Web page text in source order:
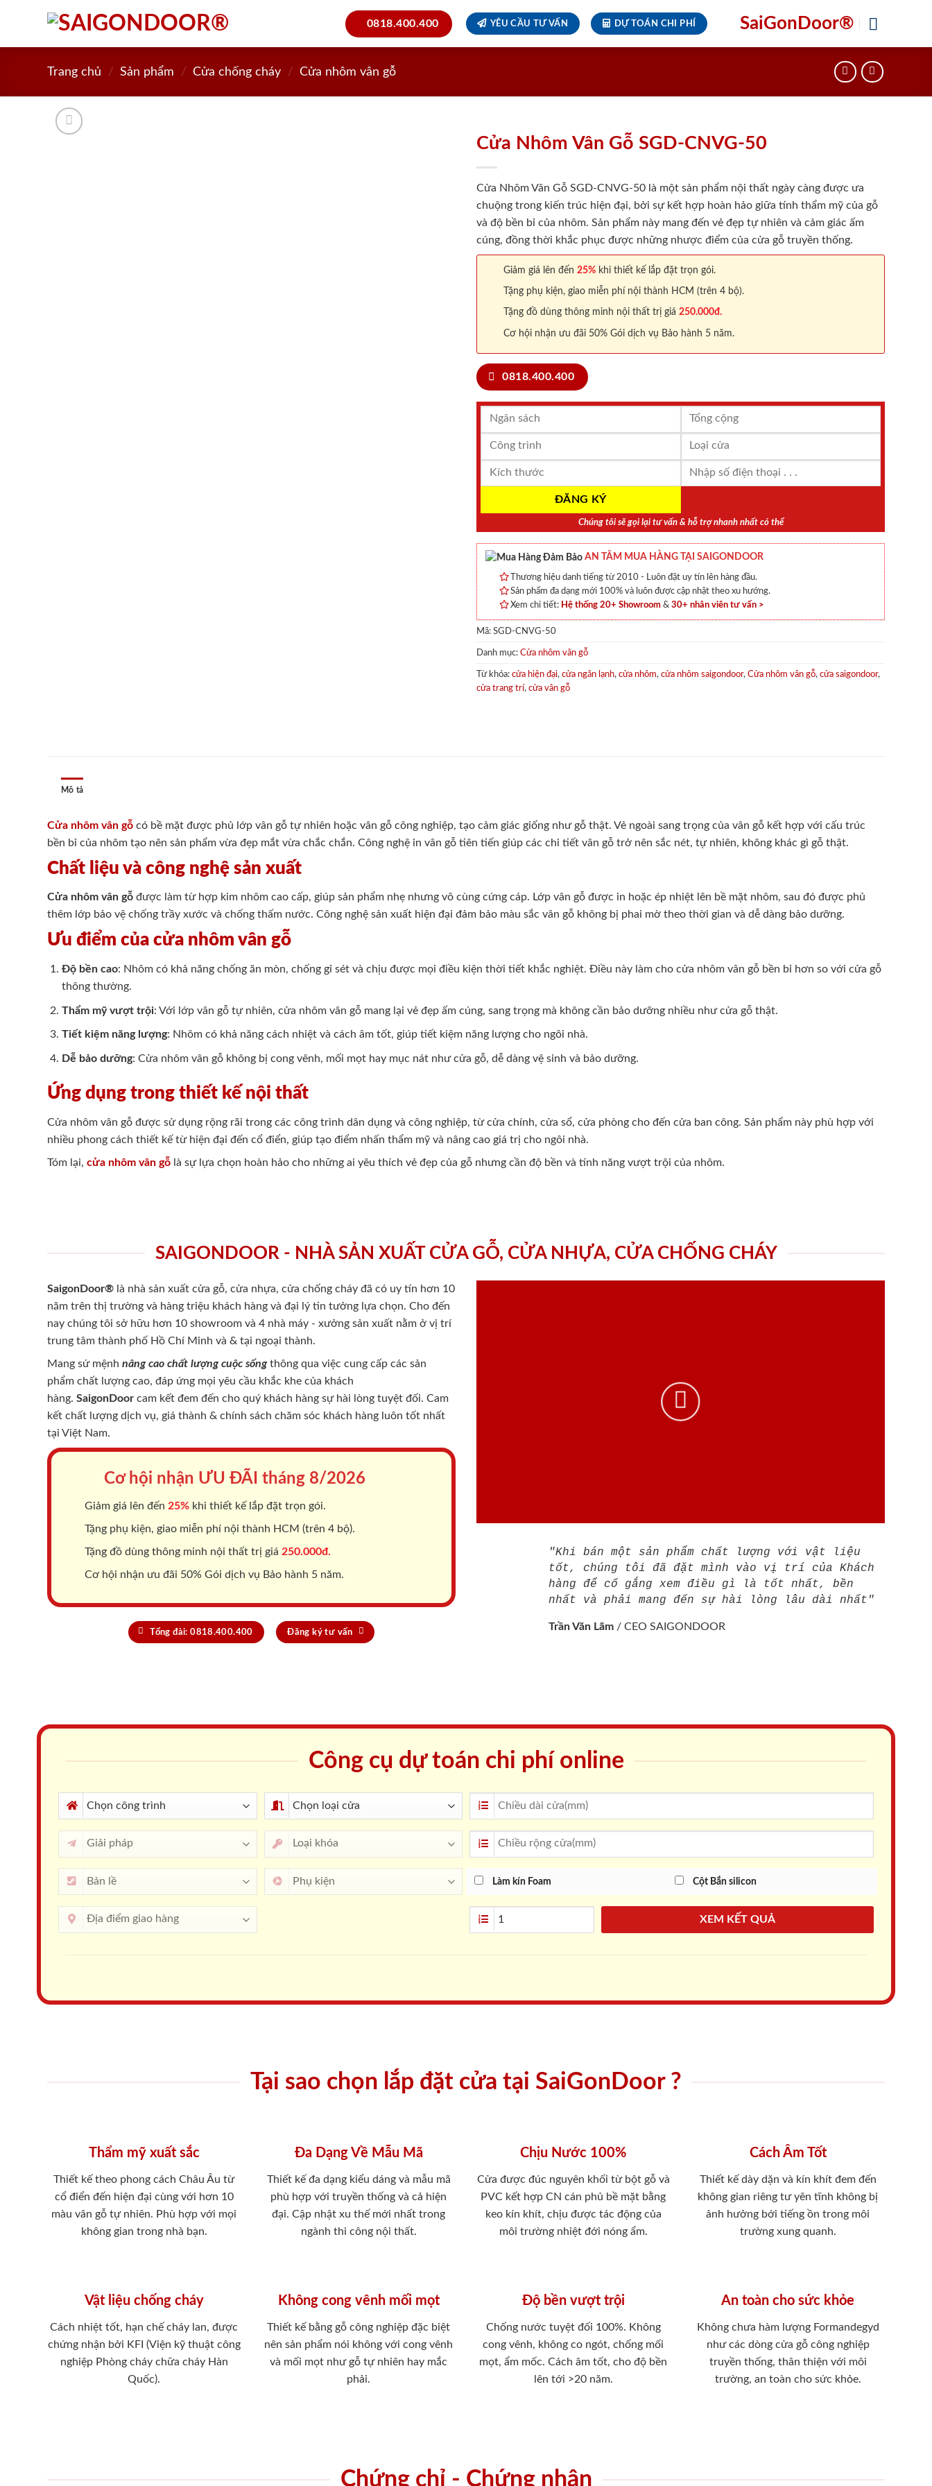
0818.400.400 YÊU CẦU TƯ VẤN DỰ TOÁN CHI PHÍ SaiGonDoor®
Trang chủ / Sản phẩm / Cửa chống cháy / Cửa nhôm vân gỗ
Cửa Nhôm Vân Gỗ SGD-CNVG-50
Cửa Nhôm Vân Gỗ SGD-CNVG-50 là một sản phẩm nội thất ngày càng được ưa
chuộng trong kiến trúc hiện đại, bởi sự kết hợp hoàn hảo giữa tính thẩm mỹ của gỗ
và độ bền bỉ của nhôm. Sản phẩm này mang đến vẻ đẹp tự nhiên và cảm giác ấm
cúng, đồng thời khắc phục được những nhược điểm của cửa gỗ truyền thống.
Giảm giá lên đến 25% khi thiết kế lắp đặt trọn gói.
Tặng phụ kiện, giao miễn phí nội thành HCM (trên 4 bộ).
Tặng đồ dùng thông minh nội thất trị giá 250.000đ.
Cơ hội nhận ưu đãi 50% Gói dịch vụ Bảo hành 5 năm.
0818.400.400
Chúng tôi sẽ gọi lại tư vấn & hỗ trợ nhanh nhất có thể
AN TÂM MUA HÀNG TẠI SAIGONDOOR
Thương hiệu danh tiếng từ 2010 - Luôn đặt uy tín lên hàng đầu.
Sản phẩm đa dạng mới 100% và luôn được cập nhật theo xu hướng.
Xem chi tiết: Hệ thống 20+ Showroom & 30+ nhân viên tư vấn >
Mã: SGD-CNVG-50
Danh mục: Cửa nhôm vân gỗ
Từ khóa: cửa hiện đại, cửa ngăn lạnh, cửa nhôm, cửa nhôm saigondoor, Cửa nhôm vân gỗ, cửa saigondoor,
cửa trang trí, cửa vân gỗ
Mô tả
Cửa nhôm vân gỗ có bề mặt được phủ lớp vân gỗ tự nhiên hoặc vân gỗ công nghiệp, tạo cảm giác giống như gỗ thật. Vẻ ngoài sang trọng của vân gỗ kết hợp với cấu trúc
bền bỉ của nhôm tạo nên sản phẩm vừa đẹp mắt vừa chắc chắn. Công nghệ in vân gỗ tiên tiến giúp các chi tiết vân gỗ trở nên sắc nét, tự nhiên, không khác gì gỗ thật.
Chất liệu và công nghệ sản xuất
Cửa nhôm vân gỗ được làm từ hợp kim nhôm cao cấp, giúp sản phẩm nhẹ nhưng vô cùng cứng cáp. Lớp vân gỗ được in hoặc ép nhiệt lên bề mặt nhôm, sau đó được phủ
thêm lớp bảo vệ chống trầy xước và chống thấm nước. Công nghệ sản xuất hiện đại đảm bảo màu sắc vân gỗ không bị phai mờ theo thời gian và dễ dàng bảo dưỡng.
Ưu điểm của cửa nhôm vân gỗ
Độ bền cao: Nhôm có khả năng chống ăn mòn, chống gỉ sét và chịu được mọi điều kiện thời tiết khắc nghiệt. Điều này làm cho cửa nhôm vân gỗ bền bỉ hơn so với cửa gỗ
thông thường.
Thẩm mỹ vượt trội: Với lớp vân gỗ tự nhiên, cửa nhôm vân gỗ mang lại vẻ đẹp ấm cúng, sang trọng mà không cần bảo dưỡng nhiều như cửa gỗ thật.
Tiết kiệm năng lượng: Nhôm có khả năng cách nhiệt và cách âm tốt, giúp tiết kiệm năng lượng cho ngôi nhà.
Dễ bảo dưỡng: Cửa nhôm vân gỗ không bị cong vênh, mối mọt hay mục nát như cửa gỗ, dễ dàng vệ sinh và bảo dưỡng.
Ứng dụng trong thiết kế nội thất
Cửa nhôm vân gỗ được sử dụng rộng rãi trong các công trình dân dụng và công nghiệp, từ cửa chính, cửa sổ, cửa phòng cho đến cửa ban công. Sản phẩm này phù hợp với
nhiều phong cách thiết kế từ hiện đại đến cổ điển, giúp tạo điểm nhấn thẩm mỹ và nâng cao giá trị cho ngôi nhà.
Tóm lại, cửa nhôm vân gỗ là sự lựa chọn hoàn hảo cho những ai yêu thích vẻ đẹp của gỗ nhưng cần độ bền và tính năng vượt trội của nhôm.
SAIGONDOOR - NHÀ SẢN XUẤT CỬA GỖ, CỬA NHỰA, CỬA CHỐNG CHÁY
SaigonDoor® là nhà sản xuất cửa gỗ, cửa nhựa, cửa chống cháy đã có uy tín hơn 10
năm trên thị trường và hàng triệu khách hàng và đại lý tin tưởng lựa chọn. Cho đến
nay chúng tôi sở hữu hơn 10 showroom và 4 nhà máy - xưởng sản xuất nằm ở vị trí
trung tâm thành phố Hồ Chí Minh và & tại ngoại thành.
Mang sứ mệnh nâng cao chất lượng cuộc sốngthông qua việc cung cấp các sản
phẩm chất lượng cao, đáp ứng mọi yêu cầu khắc khe của khách
hàng. SaigonDoor cam kết đem đến cho quý khách hàng sự hài lòng tuyệt đối. Cam
kết chất lượng dịch vụ, giá thành & chính sách chăm sóc khách hàng luôn tốt nhất
tại Việt Nam.
Cơ hội nhận ƯU ĐÃI tháng 8/2026
Giảm giá lên đến 25% khi thiết kế lắp đặt trọn gói.
Tặng phụ kiện, giao miễn phí nội thành HCM (trên 4 bộ).
Tặng đồ dùng thông minh nội thất trị giá 250.000đ.
Cơ hội nhận ưu đãi 50% Gói dịch vụ Bảo hành 5 năm.
Tổng đài: 0818.400.400 Đăng ký tư vấn
"Khi bán một sản phẩm chất lượng với vật liệu
tốt, chúng tôi đã đặt mình vào vị trí của Khách
hàng để cố gắng xem điều gì là tốt nhất, bền
nhất và phải mang đến sự hài lòng lâu dài nhất"
Trần Văn Lãm / CEO SAIGONDOOR
Công cụ dự toán chi phí online
Làm kín Foam Cột Bắn silicon
XEM KẾT QUẢ
Tại sao chọn lắp đặt cửa tại SaiGonDoor ?
Thẩm mỹ xuất sắc
Thiết kế theo phong cách Châu Âu từ
cổ điển đến hiện đại cùng với hơn 10
màu vân gỗ tự nhiên. Phù hợp với mọi
không gian trong nhà bạn.
Đa Dạng Về Mẫu Mã
Thiết kế đa dạng kiểu dáng và mẫu mã
phù hợp với truyền thống và cả hiện
đại. Cập nhật xu thế mới nhất trong
ngành thi công nội thất.
Chịu Nước 100%
Cửa được đúc nguyên khối từ bột gỗ và
PVC kết hợp CN cán phủ bề mặt bằng
keo kín khít, chịu được tác động của
môi trường nhiệt đới nóng ẩm.
Cách Âm Tốt
Thiết kế dày dặn và kín khít đem đến
không gian riêng tư yên tĩnh không bị
ảnh hưởng bới tiếng ồn trong môi
trường xung quanh.
Vật liệu chống cháy
Cách nhiệt tốt, hạn chế cháy lan, được
chứng nhận bởi KFI (Viện kỹ thuật công
nghiệp Phòng cháy chữa cháy Hàn
Quốc).
Không cong vênh mối mọt
Thiết kế bằng gỗ công nghiệp đặc biệt
nên sản phẩm nói không với cong vênh
và mối mọt như gỗ tự nhiên hay mắc
phải.
Độ bền vượt trội
Chống nước tuyệt đối 100%. Không
cong vênh, không co ngót, chống mối
mọt, ẩm mốc. Cách âm tốt, cho độ bền
lên tới >20 năm.
An toàn cho sức khỏe
Không chưa hàm lượng Formandegyd
như các dòng cửa gỗ công nghiệp
truyền thống, thân thiện với môi
trường, an toàn cho sức khỏe.
Chứng chỉ - Chứng nhận